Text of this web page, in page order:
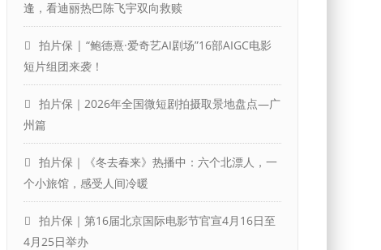
逢，看迪丽热巴陈飞宇双向救赎
拍片保 | “鲍德熹·爱奇艺AI剧场”16部AIGC电影
短片组团来袭！
拍片保｜2026年全国微短剧拍摄取景地盘点—广
州篇
拍片保｜《冬去春来》热播中：六个北漂人，一
个小旅馆，感受人间冷暖
拍片保｜第16届北京国际电影节官宣4月16日至
4月25日举办